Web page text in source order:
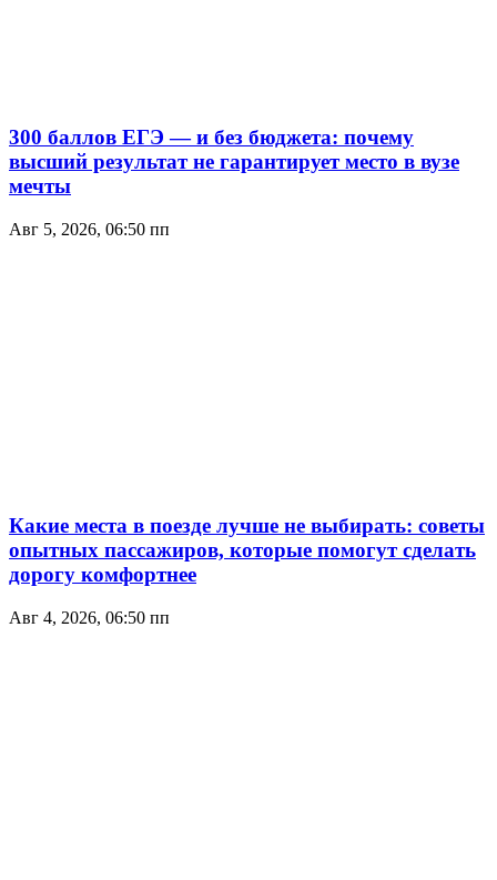
300 баллов ЕГЭ — и без бюджета: почему
высший результат не гарантирует место в вузе
мечты
Авг 5, 2026, 06:50 пп
Какие места в поезде лучше не выбирать: советы
опытных пассажиров, которые помогут сделать
дорогу комфортнее
Авг 4, 2026, 06:50 пп